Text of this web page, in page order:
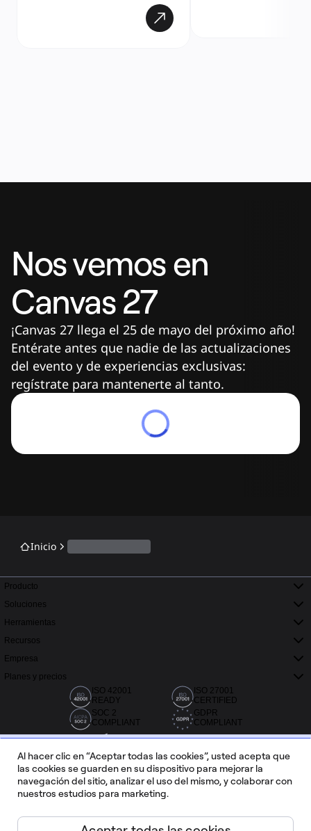
Nos vemos en
Canvas 27
¡Canvas 27 llega el 25 de mayo del próximo año!
Entérate antes que nadie de las actualizaciones
del evento y de experiencias exclusivas:
regístrate para mantenerte al tanto.
Inicio
Producto
Soluciones
Herramientas
Recursos
Empresa
Planes y precios
ISO 42001
READY
ISO 27001
CERTIFIED
SOC 2
COMPLIANT
GDPR
COMPLIANT
Más de 20 000 reseñas en Capterra, G2 y Trustradius.
Al hacer clic en “Aceptar todas las cookies”, usted acepta que
las cookies se guarden en su dispositivo para mejorar la
navegación del sitio, analizar el uso del mismo, y colaborar con
nuestros estudios para marketing.